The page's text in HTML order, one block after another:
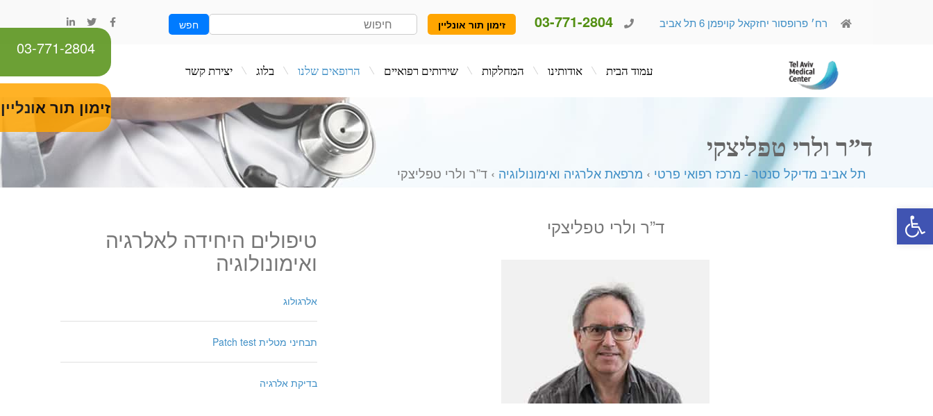
פתח סרגל נגישות
רח׳ פרופסור יחזקאל קויפמן 6 תל אביב 03-771-2804 זימון תור אונליין חפש
ד”ר ולרי טפליצקי
תל אביב מדיקל סנטר - מרכז רפואי פרטי › מרפאת אלרגיה ואימונולוגיה › ד”ר ולרי טפליצקי
ד”ר ולרי טפליצקי טיפולים היחידה לאלרגיה
ואימונולוגיה
אלרגולוג
תבחיני מטלית Patch test
בדיקת אלרגיה
זימון תור אונליין
03-771-2804